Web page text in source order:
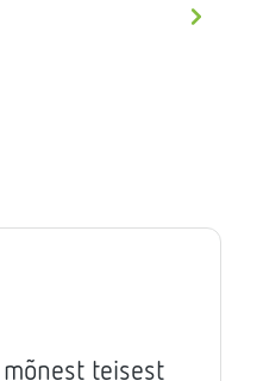
teisest